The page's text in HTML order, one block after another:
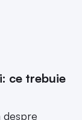
ce trebuie
despre